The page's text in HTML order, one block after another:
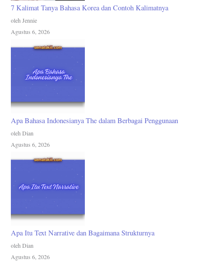
7 Kalimat Tanya Bahasa Korea dan Contoh Kalimatnya
oleh Jennie
Agustus 6, 2026
Apa Bahasa Indonesianya The dalam Berbagai Penggunaan
oleh Dian
Agustus 6, 2026
Apa Itu Text Narrative dan Bagaimana Strukturnya
oleh Dian
Agustus 6, 2026